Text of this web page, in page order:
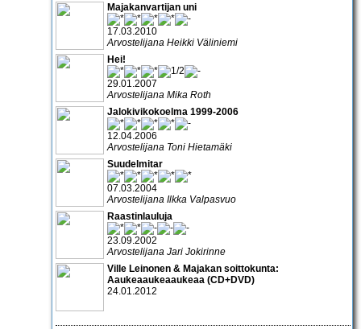
Majakanvartijan uni
17.03.2010
Arvostelijana Heikki Väliniemi
Hei!
29.01.2007
Arvostelijana Mika Roth
Jalokivikokoelma 1999-2006
12.04.2006
Arvostelijana Toni Hietamäki
Suudelmitar
07.03.2004
Arvostelijana Ilkka Valpasvuo
Raastinlauluja
23.09.2002
Arvostelijana Jari Jokirinne
Ville Leinonen & Majakan soittokunta:
Aaukeaaukeaaukeaa (CD+DVD)
24.01.2012